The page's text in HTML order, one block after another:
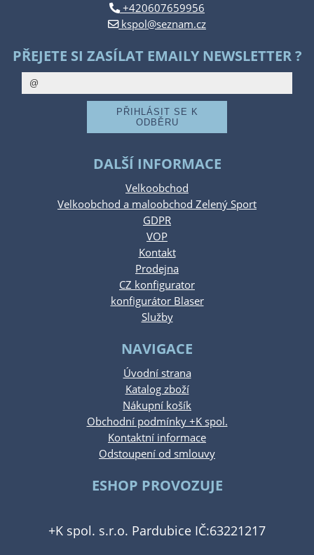
+420607659956
kspol@seznam.cz
PŘEJETE SI ZASÍLAT EMAILY NEWSLETTER ?
DALŠÍ INFORMACE
Velkoobchod
Velkoobchod a maloobchod Zelený Sport
GDPR
VOP
Kontakt
Prodejna
CZ konfigurator
konfigurátor Blaser
Služby
NAVIGACE
Úvodní strana
Katalog zboží
Nákupní košík
Obchodní podmínky +K spol.
Kontaktní informace
Odstoupení od smlouvy
ESHOP PROVOZUJE
+K spol. s.r.o. Pardubice IČ:63221217